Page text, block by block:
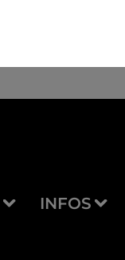
INFOS